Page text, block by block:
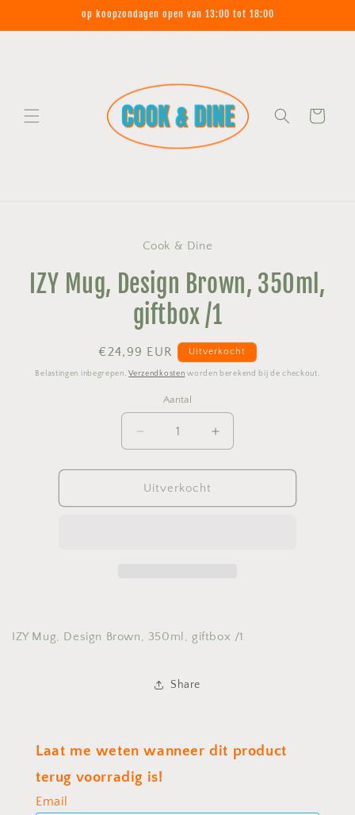
content
op koopzondagen open van 13:00 tot 18:00
Winkelwagen
Cook & Dine
IZY Mug, Design Brown, 350ml,
giftbox /1
Normale
prijs
€24,99 EUR Uitverkocht
Belastingen inbegrepen.Verzendkosten worden berekend bij de checkout.
Aantal
Aantal
Aantal
verlagen
voor
IZY
Mug,
Aantal
verhogen
voor
Mug,
Uitverkocht
IZY Mug, Design Brown, 350ml, giftbox /1
Share